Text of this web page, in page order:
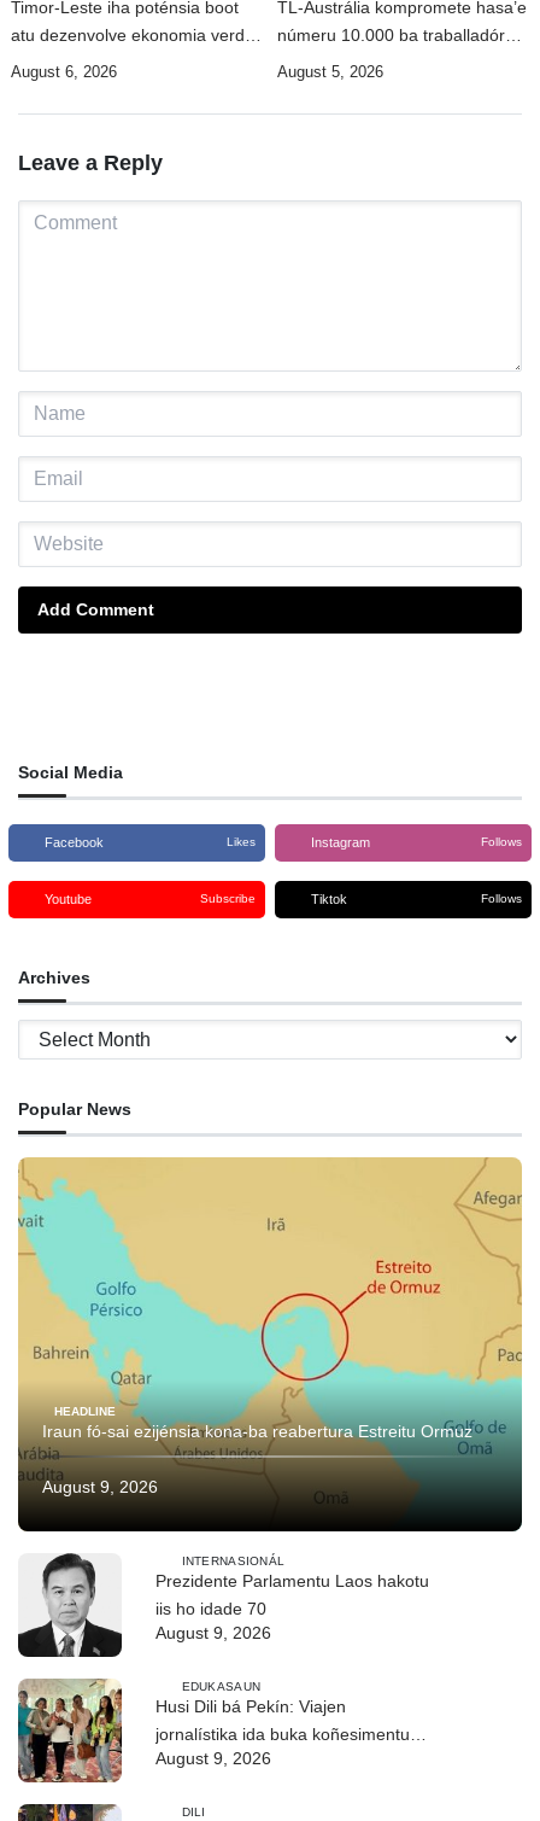
Timor-Leste iha poténsia boot
atu dezenvolve ekonomia verde
sustentavel – Ramos-Horta
August 6, 2026
TL-Austrália kompromete hasa’e
númeru 10.000 ba traballadór
timoroan to’o 2028
August 5, 2026
Leave a Reply
Add Comment
Social Media
Facebook Likes Instagram Follows
Youtube Subscribe Tiktok Follows
Archives
Archives
Popular News
HEADLINE
Iraun fó-sai ezijénsia kona-ba reabertura Estreitu Ormuz
August 9, 2026
INTERNASIONÁL
Prezidente Parlamentu Laos hakotu
iis ho idade 70
August 9, 2026
EDUKASAUN
Husi Dili bá Pekín: Viajen
jornalístika ida buka koñesimentu
foun (Parte I)
August 9, 2026
DILI